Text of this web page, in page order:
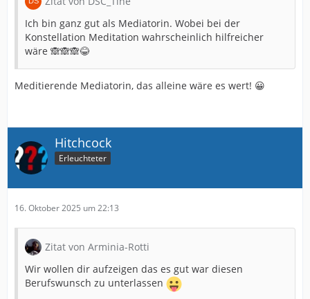
Ich bin ganz gut als Mediatorin. Wobei bei der
Konstellation Meditation wahrscheinlich hilfreicher
wäre 🙈🙈🙈😂
Meditierende Mediatorin, das alleine wäre es wert! 😀
Hitchcock
Erleuchteter
16. Oktober 2025 um 22:13
Zitat von Arminia-Rotti
Wir wollen dir aufzeigen das es gut war diesen
Berufswunsch zu unterlassen